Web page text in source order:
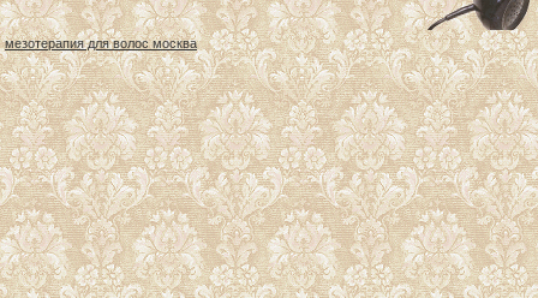
мезотерапия для волос москва